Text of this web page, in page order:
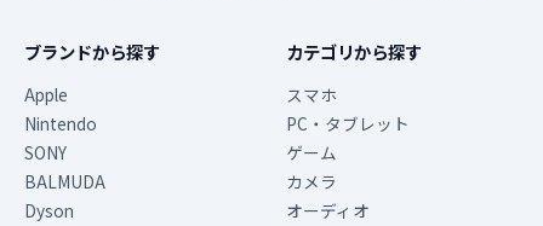
ブランドから探す
Apple
Nintendo
SONY
BALMUDA
Dyson
カテゴリから探す
スマホ
PC・タブレット
ゲーム
カメラ
オーディオ